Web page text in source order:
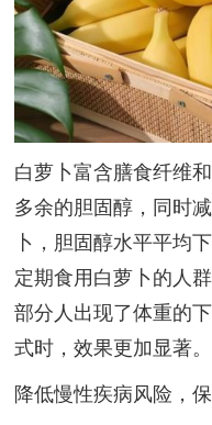
白萝卜富含膳食纤维
多余的胆固醇，同时
卜，胆固醇水平平均
定期食用白萝卜的人
部分人出现了体重的
式时，效果更加显著。
降低慢性疾病风险，